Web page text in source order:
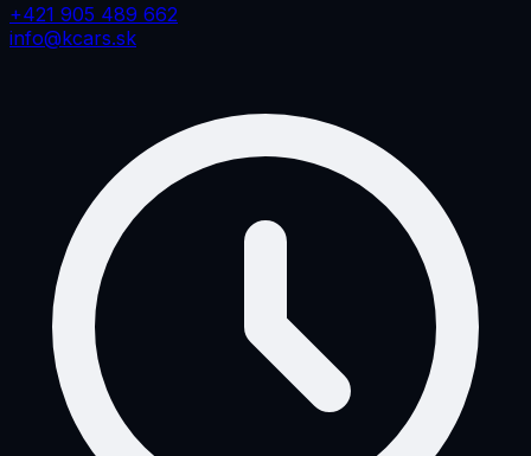
+421 905 489 662
info@kcars.sk